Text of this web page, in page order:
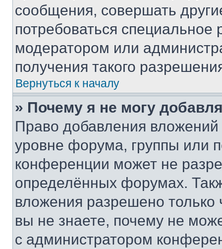
сообщения, совершать
потребоваться
модератором или
получения такого
Вернуться к началу
» Почему я не могу
Право добавления
уровне форума, группы или
конференции может не
определённых форумах.
вложения разрешено
вы не знаете, почему не
с администратором